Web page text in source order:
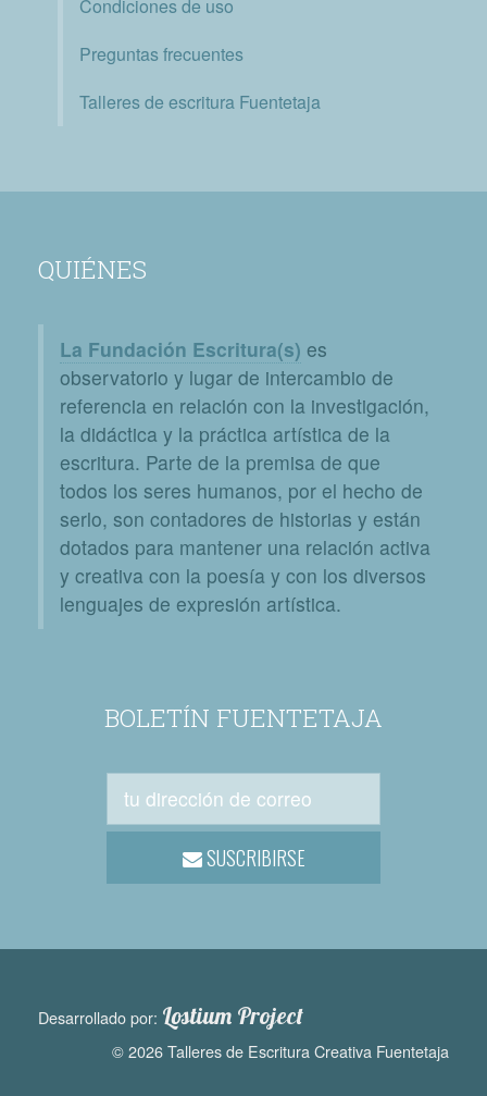
Condiciones de uso
Preguntas frecuentes
Talleres de escritura Fuentetaja
QUIÉNES
La Fundación Escritura(s) es
observatorio y lugar de intercambio de
referencia en relación con la investigación,
la didáctica y la práctica artística de la
escritura. Parte de la premisa de que
todos los seres humanos, por el hecho de
serlo, son contadores de historias y están
dotados para mantener una relación activa
y creativa con la poesía y con los diversos
lenguajes de expresión artística.
BOLETÍN FUENTETAJA
SUSCRIBIRSE
Desarrollado por: Lostium Project
© 2026 Talleres de Escritura Creativa Fuentetaja